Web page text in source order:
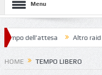
Menu
Altro raid al Torcio’s
HOME TEMPO LIBERO